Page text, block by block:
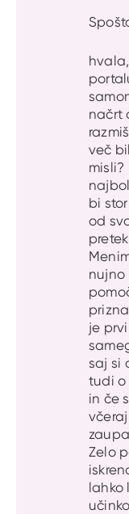
načrt
več
misli?
bi
od
nujno
je
saj si
tudi o
in če
Zelo
lahko